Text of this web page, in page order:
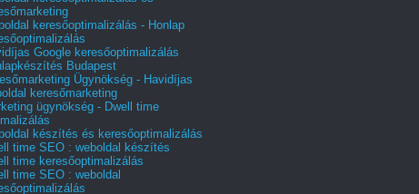
keresőoptimalizálás - Honlap
Google keresőoptimalizálás
Budapest
Ügynökség - Havidíjas
keresőmarketing
ügynökség - Dwell time
készítés és keresőoptimalizálás
time SEO : weboldal készítés
time keresőoptimalizálás
time SEO : weboldal